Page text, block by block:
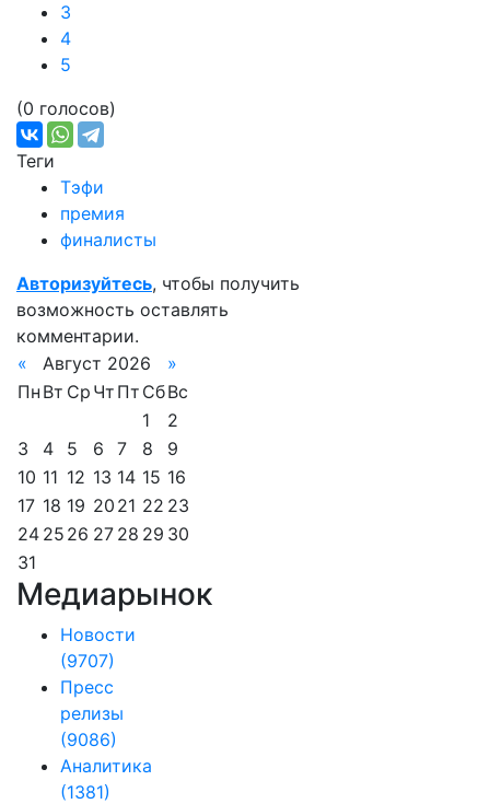
3
4
5
(0 голосов)
Теги
Тэфи
премия
финалисты
Авторизуйтесь, чтобы получить
возможность оставлять
комментарии.
«
Август 2026
»
Пн Вт Ср Чт Пт СбВс
1
2
3
4 5 6 7 8
9
10 11 12 13 14 15 16
17 18 19 20 21 22 23
24 25 26 27 28 29 30
31
Медиарынок
Новости
(9707)
Пресс
релизы
(9086)
Аналитика
(1381)